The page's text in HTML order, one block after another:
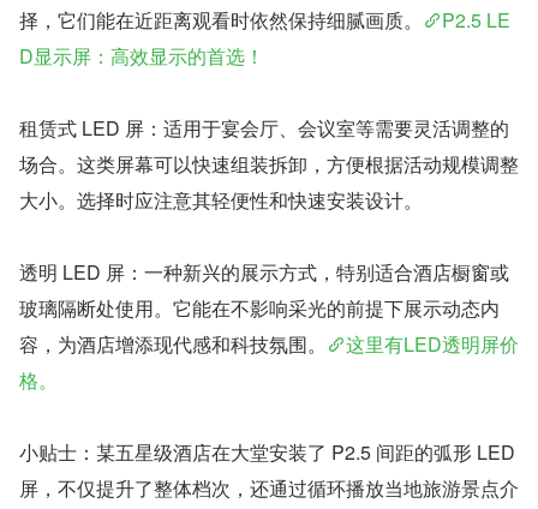
择，它们能在近距离观看时依然保持细腻画质。
P2.5 LE
D显示屏：高效显示的首选！
租赁式 LED 屏：适用于宴会厅、会议室等需要灵活调整的
场合。这类屏幕可以快速组装拆卸，方便根据活动规模调整
大小。选择时应注意其轻便性和快速安装设计。
透明 LED 屏：一种新兴的展示方式，特别适合酒店橱窗或
玻璃隔断处使用。它能在不影响采光的前提下展示动态内
容，为酒店增添现代感和科技氛围。
这里有LED透明屏价
格。
小贴士：某五星级酒店在大堂安装了 P2.5 间距的弧形 LED
屏，不仅提升了整体档次，还通过循环播放当地旅游景点介